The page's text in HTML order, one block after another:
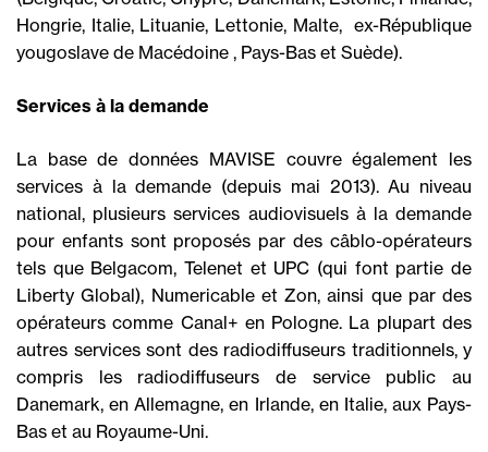
Hongrie, Italie, Lituanie, Lettonie, Malte,  ex-République
yougoslave de Macédoine , Pays-Bas et Suède).
Services à la demande
La base de données MAVISE couvre également les
services à la demande (depuis mai 2013). Au niveau
national, plusieurs services audiovisuels à la demande
pour enfants sont proposés par des câblo-opérateurs
tels que Belgacom, Telenet et UPC (qui font partie de
Liberty Global), Numericable et Zon, ainsi que par des
opérateurs comme Canal+ en Pologne. La plupart des
autres services sont des radiodiffuseurs traditionnels, y
compris les radiodiffuseurs de service public au
Danemark, en Allemagne, en Irlande, en Italie, aux Pays-
Bas et au Royaume-Uni.